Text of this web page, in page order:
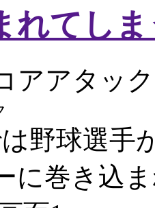
れてし
アアタック